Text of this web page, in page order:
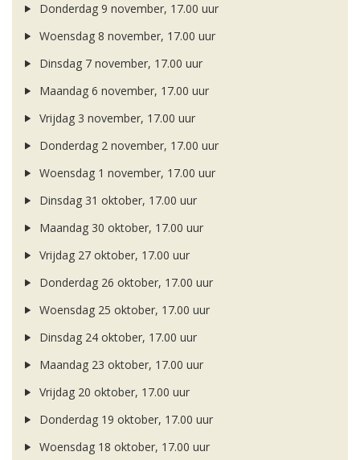
Donderdag 9 november, 17.00 uur
Woensdag 8 november, 17.00 uur
Dinsdag 7 november, 17.00 uur
Maandag 6 november, 17.00 uur
Vrijdag 3 november, 17.00 uur
Donderdag 2 november, 17.00 uur
Woensdag 1 november, 17.00 uur
Dinsdag 31 oktober, 17.00 uur
Maandag 30 oktober, 17.00 uur
Vrijdag 27 oktober, 17.00 uur
Donderdag 26 oktober, 17.00 uur
Woensdag 25 oktober, 17.00 uur
Dinsdag 24 oktober, 17.00 uur
Maandag 23 oktober, 17.00 uur
Vrijdag 20 oktober, 17.00 uur
Donderdag 19 oktober, 17.00 uur
Woensdag 18 oktober, 17.00 uur